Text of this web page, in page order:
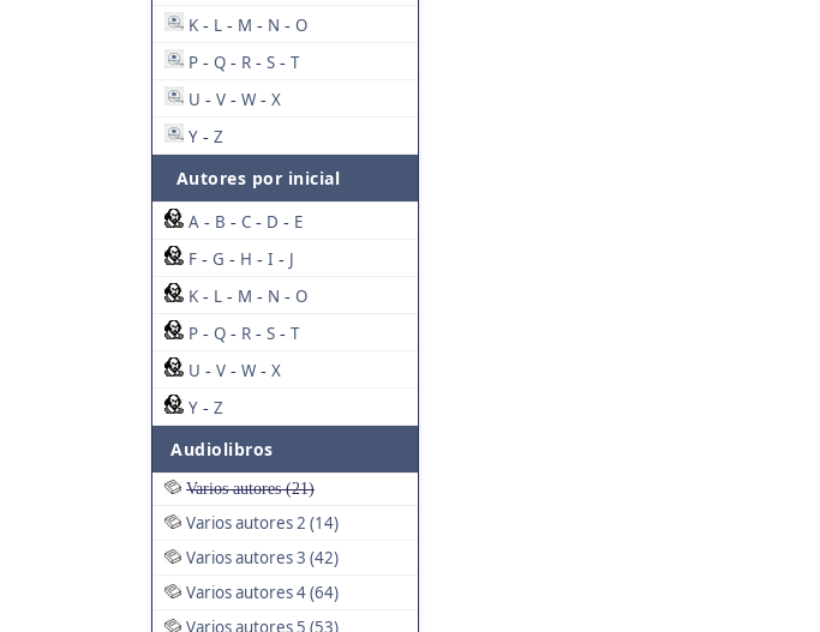
K - L - M - N - O
P - Q - R - S - T
U - V - W - X
Y - Z
Autores por inicial
A - B - C - D - E
F - G - H - I - J
K - L - M - N - O
P - Q - R - S - T
U - V - W - X
Y - Z
Audiolibros
Varios autores (21)
Varios autores 2 (14)
Varios autores 3 (42)
Varios autores 4 (64)
Varios autores 5 (53)